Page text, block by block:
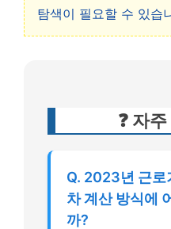
탐색이 필요할 수 있습
❓ 자
Q. 2023년 근로
차 계산 방식에
까?